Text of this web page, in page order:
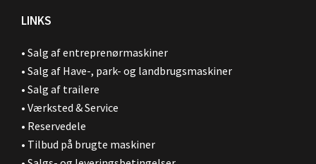
LINKS
• Salg af entreprenørmaskiner
• Salg af Have-, park- og landbrugsmaskiner
• Salg af trailere
• Værksted & Service
• Reservedele
• Tilbud på brugte maskiner